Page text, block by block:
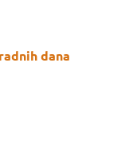
dana